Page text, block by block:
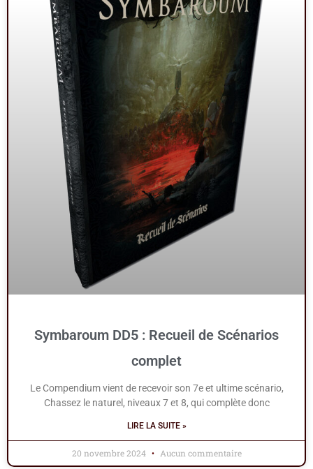
Symbaroum DD5 : Recueil de Scénarios
complet
Le Compendium vient de recevoir son 7e et ultime scénario,
Chassez le naturel, niveaux 7 et 8, qui complète donc
LIRE LA SUITE »
20 novembre 2024 Aucun commentaire